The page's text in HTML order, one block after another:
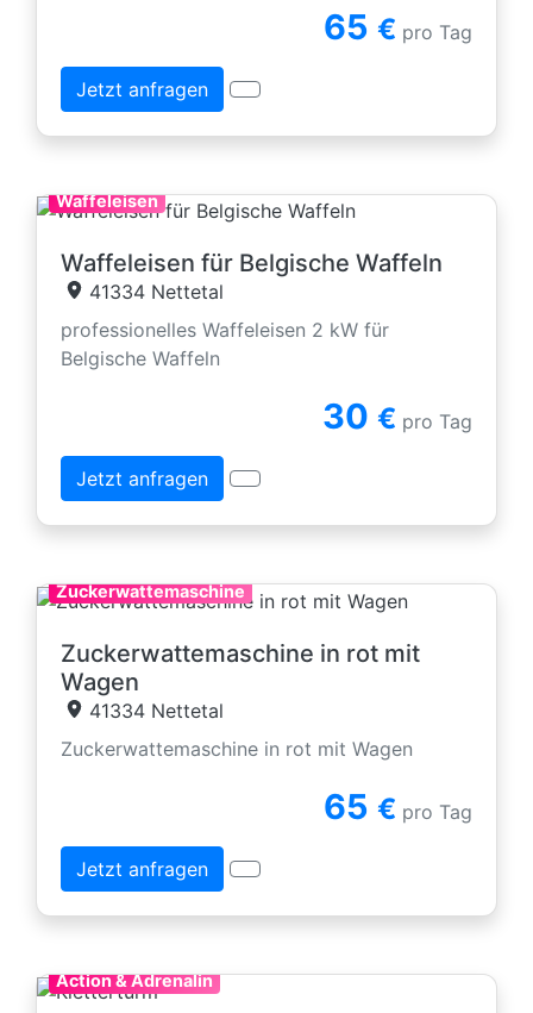
65 € pro Tag
Jetzt anfragen
Waffeleisen
Waffeleisen für Belgische Waffeln
41334 Nettetal
professionelles Waffeleisen 2 kW für
Belgische Waffeln
30 € pro Tag
Jetzt anfragen
Zuckerwattemaschine
Zuckerwattemaschine in rot mit
Wagen
41334 Nettetal
Zuckerwattemaschine in rot mit Wagen
65 € pro Tag
Jetzt anfragen
Action & Adrenalin